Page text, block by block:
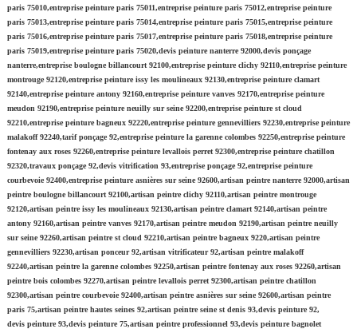
paris 75010,entreprise peinture paris 75011,entreprise peinture paris 75012,entreprise peinture
paris 75013,entreprise peinture paris 75014,entreprise peinture paris 75015,entreprise peinture
paris 75016,entreprise peinture paris 75017,entreprise peinture paris 75018,entreprise peinture
paris 75019,entreprise peinture paris 75020,devis peinture nanterre 92000,devis ponçage
nanterre,entreprise boulogne billancourt 92100,entreprise peinture clichy 92110,entreprise peinture
montrouge 92120,entreprise peinture issy les moulineaux 92130,entreprise peinture clamart
92140,entreprise peinture antony 92160,entreprise peinture vanves 92170,entreprise peinture
meudon 92190,entreprise peinture neuilly sur seine 92200,entreprise peinture st cloud
92210,entreprise peinture bagneux 92220,entreprise peinture gennevilliers 92230,entreprise peinture
malakoff 92240,tarif ponçage 92,entreprise peinture la garenne colombes 92250,entreprise peinture
fontenay aux roses 92260,entreprise peinture levallois perret 92300,entreprise peinture chatillon
92320,travaux ponçage 92,devis vitrification 93,entreprise ponçage 92,entreprise peinture
courbevoie 92400,entreprise peinture asnières sur seine 92600,artisan peintre nanterre 92000,artisan
peintre boulogne billancourt 92100,artisan peintre clichy 92110,artisan peintre montrouge
92120,artisan peintre issy les moulineaux 92130,artisan peintre clamart 92140,artisan peintre
antony 92160,artisan peintre vanves 92170,artisan peintre meudon 92190,artisan peintre neuilly
sur seine 92260,artisan peintre st cloud 92210,artisan peintre bagneux 9220,artisan peintre
gennevilliers 92230,artisan ponceur 92,artisan vitrificateur 92,artisan peintre malakoff
92240,artisan peintre la garenne colombes 92250,artisan peintre fontenay aux roses 92260,artisan
peintre bois colombes 92270,artisan peintre levallois perret 92300,artisan peintre chatillon
92300,artisan peintre courbevoie 92400,artisan peintre asnières sur seine 92600,artisan peintre
paris 75,artisan peintre hautes seines 92,artisan peintre seine st denis 93,devis peinture 92,
devis peinture 93,devis peinture 75,artisan peintre professionnel 93,devis peinture bagnolet